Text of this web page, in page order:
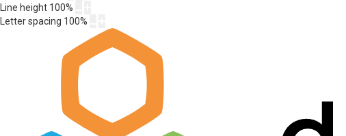
Line height 100%
Letter spacing 100%